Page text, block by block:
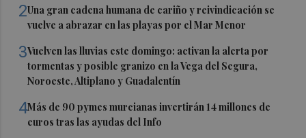
2Una gran cadena humana de cariño y reivindicación se
vuelve a abrazar en las playas por el Mar Menor
3Vuelven las lluvias este domingo: activan la alerta por
tormentas y posible granizo en la Vega del Segura,
Noroeste, Altiplano y Guadalentín
4Más de 90 pymes murcianas invertirán 14 millones de
euros tras las ayudas del Info